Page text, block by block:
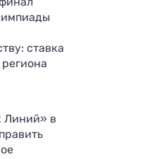
ставка
Линий» в